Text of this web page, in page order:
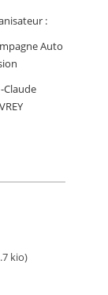
:
Auto
Claude
kio)